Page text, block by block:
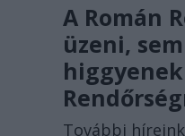
A Román
üzeni,
További